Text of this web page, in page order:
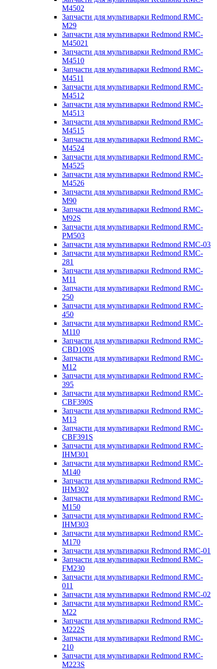
M4502
Запчасти для мультиварки Redmond RMC-
M29
Запчасти для мультиварки Redmond RMC-
M45021
Запчасти для мультиварки Redmond RMC-
M4510
Запчасти для мультиварки Redmond RMC-
M4511
Запчасти для мультиварки Redmond RMC-
M4512
Запчасти для мультиварки Redmond RMC-
M4513
Запчасти для мультиварки Redmond RMC-
M4515
Запчасти для мультиварки Redmond RMC-
M4524
Запчасти для мультиварки Redmond RMC-
M4525
Запчасти для мультиварки Redmond RMC-
M4526
Запчасти для мультиварки Redmond RMC-
M90
Запчасти для мультиварки Redmond RMC-
M92S
Запчасти для мультиварки Redmond RMC-
PM503
Запчасти для мультиварки Redmond RMC-03
Запчасти для мультиварки Redmond RMC-
281
Запчасти для мультиварки Redmond RMC-
M11
Запчасти для мультиварки Redmond RMC-
250
Запчасти для мультиварки Redmond RMC-
450
Запчасти для мультиварки Redmond RMC-
M110
Запчасти для мультиварки Redmond RMC-
CBD100S
Запчасти для мультиварки Redmond RMC-
M12
Запчасти для мультиварки Redmond RMC-
395
Запчасти для мультиварки Redmond RMC-
CBF390S
Запчасти для мультиварки Redmond RMC-
M13
Запчасти для мультиварки Redmond RMC-
CBF391S
Запчасти для мультиварки Redmond RMC-
IHM301
Запчасти для мультиварки Redmond RMC-
M140
Запчасти для мультиварки Redmond RMC-
IHM302
Запчасти для мультиварки Redmond RMC-
M150
Запчасти для мультиварки Redmond RMC-
IHM303
Запчасти для мультиварки Redmond RMC-
M170
Запчасти для мультиварки Redmond RMC-01
Запчасти для мультиварки Redmond RMC-
FM230
Запчасти для мультиварки Redmond RMC-
011
Запчасти для мультиварки Redmond RMC-02
Запчасти для мультиварки Redmond RMC-
M22
Запчасти для мультиварки Redmond RMC-
M222S
Запчасти для мультиварки Redmond RMC-
210
Запчасти для мультиварки Redmond RMC-
M223S